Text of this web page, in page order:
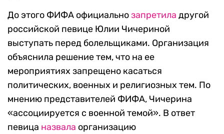
До этого ФИФА официальнозапретила другой
российской певице Юлии Чичериной
выступать перед болельщиками. Организация
объяснила решение тем, что на ее
мероприятиях запрещено касаться
политических, военных и религиозных тем. По
мнению представителей ФИФА, Чичерина
«ассоциируется с военной темой». В ответ
певица назвала организацию